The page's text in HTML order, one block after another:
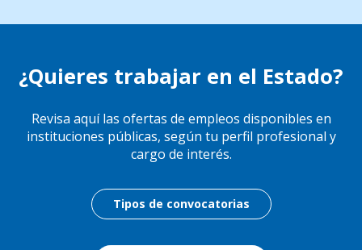
¿Quieres trabajar en el Estado?
Revisa aquí las ofertas de empleos disponibles en
instituciones públicas, según tu perfil profesional y
cargo de interés.
Tipos de convocatorias